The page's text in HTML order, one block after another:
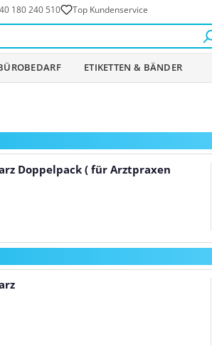
180 240 510 Top Kundenservice
ETIKETTEN & BÄNDER
Doppelpack ( für Arztpraxen